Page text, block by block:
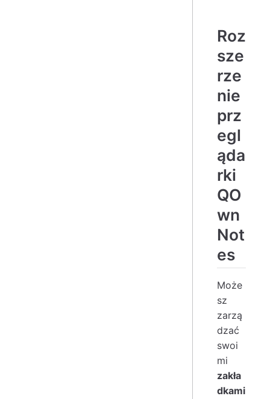
Roz
sze
rze
nie
prz
egl
ąda
rki
QO
wn
Not
es
Może
sz
zarzą
dzać
swoi
mi
zakła
dkami